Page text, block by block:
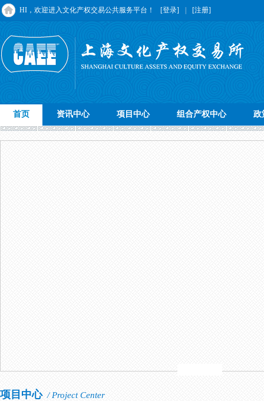
HI，欢迎进入文化产权交易公共服务平台！ [登录] [注册]
首页 资讯中心 项目中心 组合产权中心 政
项目中心 / Project Center